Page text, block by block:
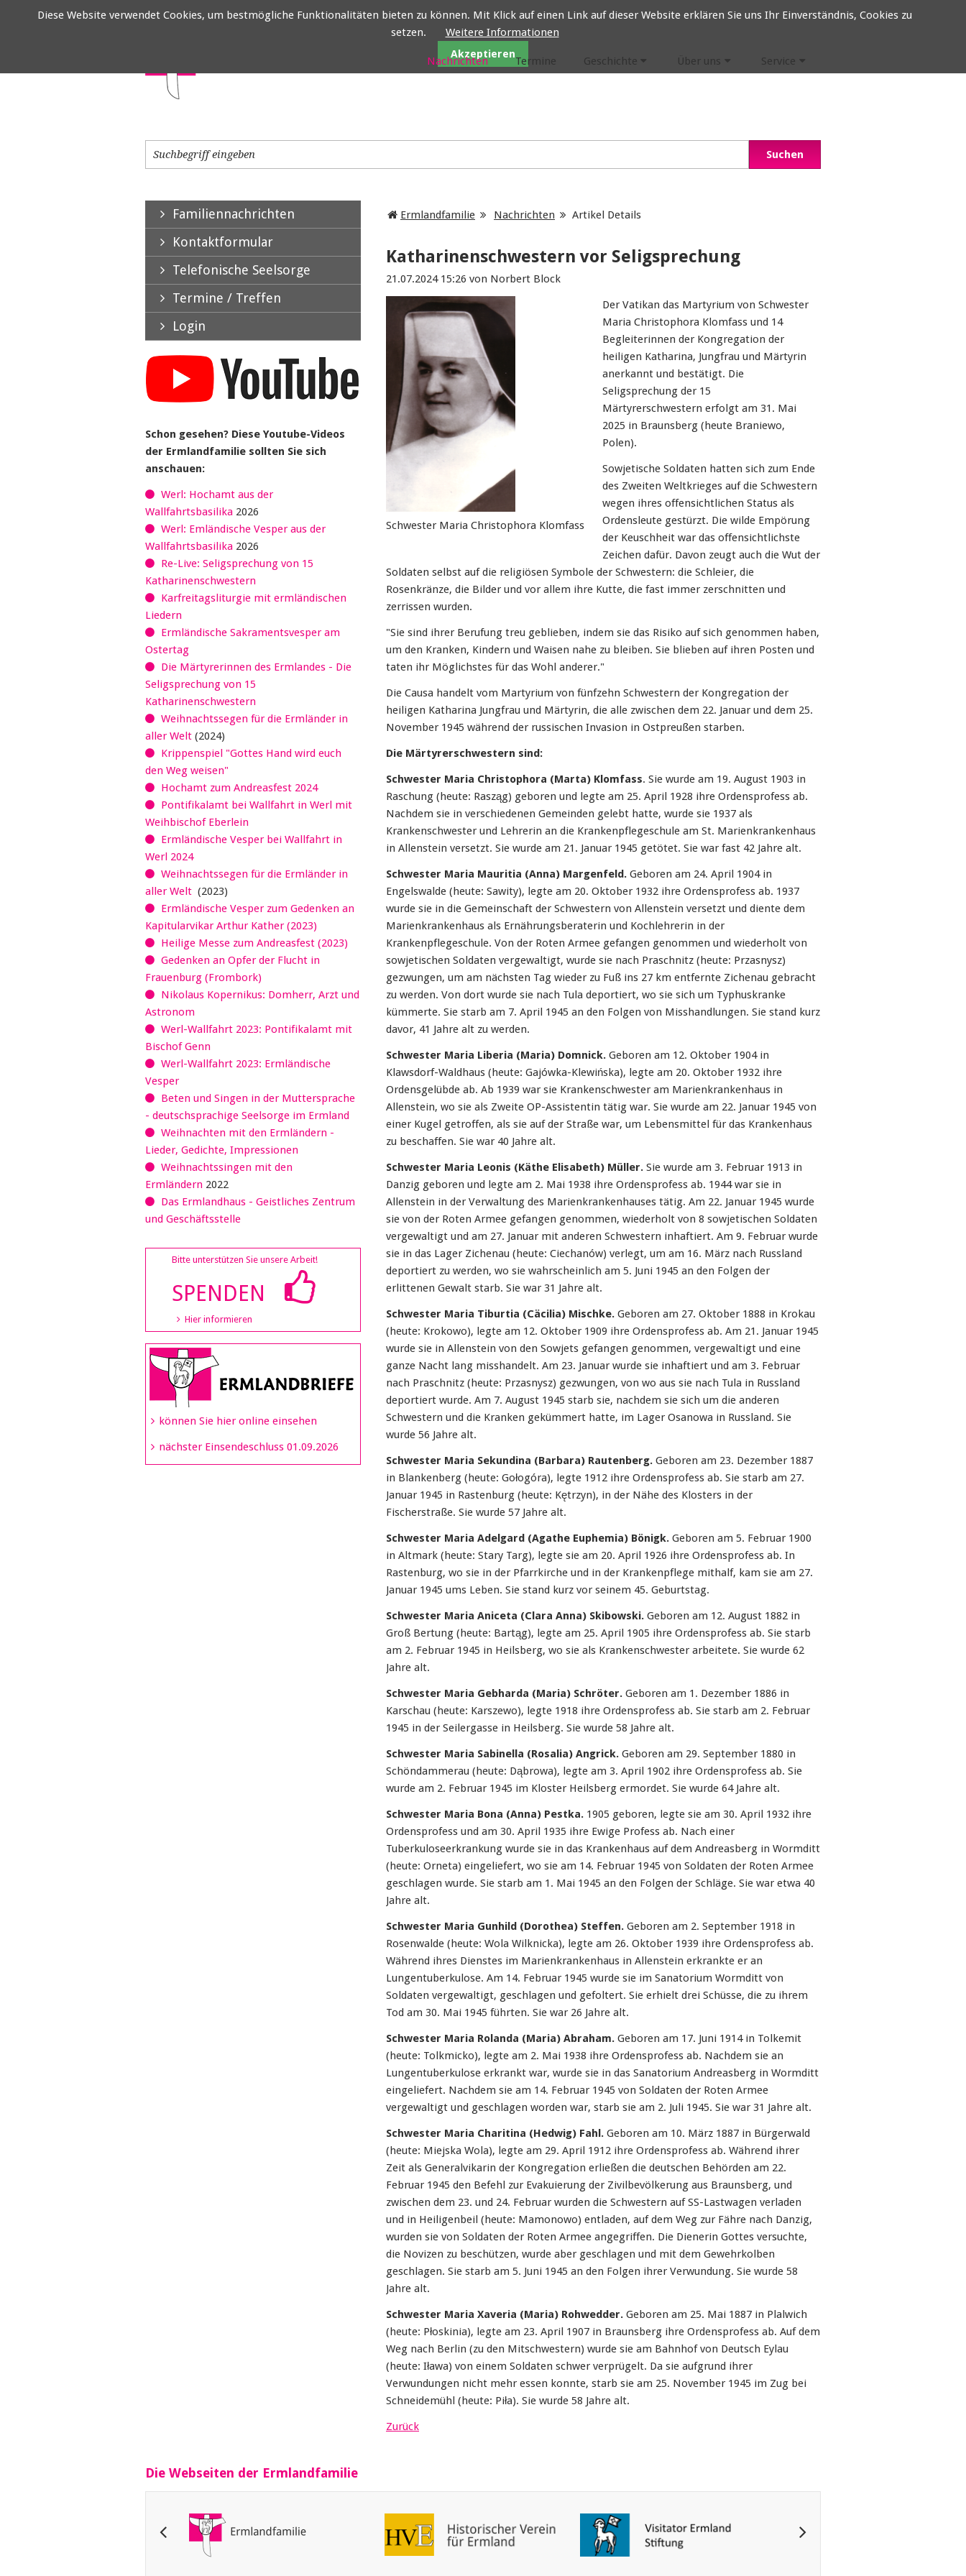
Nachrichten
Termine Geschichte Über uns Service
Ermlandfamilie Nachrichten Artikel Details
Katharinenschwestern vor Seligsprechung
21.07.2024 15:26 von Norbert Block
Schwester Maria Christophora Klomfass
Der Vatikan das Martyrium von Schwester
Maria Christophora Klomfass und 14
Begleiterinnen der Kongregation der
heiligen Katharina, Jungfrau und Märtyrin
anerkannt und bestätigt. Die
Seligsprechung der 15
Märtyrerschwestern erfolgt am 31. Mai
2025 in Braunsberg (heute Braniewo,
Polen).
Sowjetische Soldaten hatten sich zum Ende
des Zweiten Weltkrieges auf die Schwestern
wegen ihres offensichtlichen Status als
Ordensleute gestürzt. Die wilde Empörung
der Keuschheit war das offensichtlichste
Zeichen dafür. Davon zeugt auch die Wut der
Soldaten selbst auf die religiösen Symbole der Schwestern: die Schleier, die
Rosenkränze, die Bilder und vor allem ihre Kutte, die fast immer zerschnitten und
zerrissen wurden.
"Sie sind ihrer Berufung treu geblieben, indem sie das Risiko auf sich genommen haben,
um den Kranken, Kindern und Waisen nahe zu bleiben. Sie blieben auf ihren Posten und
taten ihr Möglichstes für das Wohl anderer."
Die Causa handelt vom Martyrium von fünfzehn Schwestern der Kongregation der
heiligen Katharina Jungfrau und Märtyrin, die alle zwischen dem 22. Januar und dem 25.
November 1945 während der russischen Invasion in Ostpreußen starben.
Die Märtyrerschwestern sind:
Schwester Maria Christophora (Marta) Klomfass. Sie wurde am 19. August 1903 in
Raschung (heute: Rasząg) geboren und legte am 25. April 1928 ihre Ordensprofess ab.
Nachdem sie in verschiedenen Gemeinden gelebt hatte, wurde sie 1937 als
Krankenschwester und Lehrerin an die Krankenpflegeschule am St. Marienkrankenhaus
in Allenstein versetzt. Sie wurde am 21. Januar 1945 getötet. Sie war fast 42 Jahre alt.
Schwester Maria Mauritia (Anna) Margenfeld. Geboren am 24. April 1904 in
Engelswalde (heute: Sawity), legte am 20. Oktober 1932 ihre Ordensprofess ab. 1937
wurde sie in die Gemeinschaft der Schwestern von Allenstein versetzt und diente dem
Marienkrankenhaus als Ernährungsberaterin und Kochlehrerin in der
Krankenpflegeschule. Von der Roten Armee gefangen genommen und wiederholt von
sowjetischen Soldaten vergewaltigt, wurde sie nach Praschnitz (heute: Przasnysz)
gezwungen, um am nächsten Tag wieder zu Fuß ins 27 km entfernte Zichenau gebracht
zu werden. Von dort wurde sie nach Tula deportiert, wo sie sich um Typhuskranke
kümmerte. Sie starb am 7. April 1945 an den Folgen von Misshandlungen. Sie stand kurz
davor, 41 Jahre alt zu werden.
Schwester Maria Liberia (Maria) Domnick. Geboren am 12. Oktober 1904 in
Klawsdorf-Waldhaus (heute: Gajówka-Klewińska), legte am 20. Oktober 1932 ihre
Ordensgelübde ab. Ab 1939 war sie Krankenschwester am Marienkrankenhaus in
Allenstein, wo sie als Zweite OP-Assistentin tätig war. Sie wurde am 22. Januar 1945 von
einer Kugel getroffen, als sie auf der Straße war, um Lebensmittel für das Krankenhaus
zu beschaffen. Sie war 40 Jahre alt.
Schwester Maria Leonis (Käthe Elisabeth) Müller. Sie wurde am 3. Februar 1913 in
Danzig geboren und legte am 2. Mai 1938 ihre Ordensprofess ab. 1944 war sie in
Allenstein in der Verwaltung des Marienkrankenhauses tätig. Am 22. Januar 1945 wurde
sie von der Roten Armee gefangen genommen, wiederholt von 8 sowjetischen Soldaten
vergewaltigt und am 27. Januar mit anderen Schwestern inhaftiert. Am 9. Februar wurde
sie in das Lager Zichenau (heute: Ciechanów) verlegt, um am 16. März nach Russland
deportiert zu werden, wo sie wahrscheinlich am 5. Juni 1945 an den Folgen der
erlittenen Gewalt starb. Sie war 31 Jahre alt.
Schwester Maria Tiburtia (Cäcilia) Mischke. Geboren am 27. Oktober 1888 in Krokau
(heute: Krokowo), legte am 12. Oktober 1909 ihre Ordensprofess ab. Am 21. Januar 1945
wurde sie in Allenstein von den Sowjets gefangen genommen, vergewaltigt und eine
ganze Nacht lang misshandelt. Am 23. Januar wurde sie inhaftiert und am 3. Februar
nach Praschnitz (heute: Przasnysz) gezwungen, von wo aus sie nach Tula in Russland
deportiert wurde. Am 7. August 1945 starb sie, nachdem sie sich um die anderen
Schwestern und die Kranken gekümmert hatte, im Lager Osanowa in Russland. Sie
wurde 56 Jahre alt.
Schwester Maria Sekundina (Barbara) Rautenberg. Geboren am 23. Dezember 1887
in Blankenberg (heute: Gołogóra), legte 1912 ihre Ordensprofess ab. Sie starb am 27.
Januar 1945 in Rastenburg (heute: Kętrzyn), in der Nähe des Klosters in der
Fischerstraße. Sie wurde 57 Jahre alt.
Schwester Maria Adelgard (Agathe Euphemia) Bönigk. Geboren am 5. Februar 1900
in Altmark (heute: Stary Targ), legte sie am 20. April 1926 ihre Ordensprofess ab. In
Rastenburg, wo sie in der Pfarrkirche und in der Krankenpflege mithalf, kam sie am 27.
Januar 1945 ums Leben. Sie stand kurz vor seinem 45. Geburtstag.
Schwester Maria Aniceta (Clara Anna) Skibowski. Geboren am 12. August 1882 in
Groß Bertung (heute: Bartąg), legte am 25. April 1905 ihre Ordensprofess ab. Sie starb
am 2. Februar 1945 in Heilsberg, wo sie als Krankenschwester arbeitete. Sie wurde 62
Jahre alt.
Schwester Maria Gebharda (Maria) Schröter. Geboren am 1. Dezember 1886 in
Karschau (heute: Karszewo), legte 1918 ihre Ordensprofess ab. Sie starb am 2. Februar
1945 in der Seilergasse in Heilsberg. Sie wurde 58 Jahre alt.
Schwester Maria Sabinella (Rosalia) Angrick. Geboren am 29. September 1880 in
Schöndammerau (heute: Dąbrowa), legte am 3. April 1902 ihre Ordensprofess ab. Sie
wurde am 2. Februar 1945 im Kloster Heilsberg ermordet. Sie wurde 64 Jahre alt.
Schwester Maria Bona (Anna) Pestka. 1905 geboren, legte sie am 30. April 1932 ihre
Ordensprofess und am 30. April 1935 ihre Ewige Profess ab. Nach einer
Tuberkuloseerkrankung wurde sie in das Krankenhaus auf dem Andreasberg in Wormditt
(heute: Orneta) eingeliefert, wo sie am 14. Februar 1945 von Soldaten der Roten Armee
geschlagen wurde. Sie starb am 1. Mai 1945 an den Folgen der Schläge. Sie war etwa 40
Jahre alt.
Schwester Maria Gunhild (Dorothea) Steffen. Geboren am 2. September 1918 in
Rosenwalde (heute: Wola Wilknicka), legte am 26. Oktober 1939 ihre Ordensprofess ab.
Während ihres Dienstes im Marienkrankenhaus in Allenstein erkrankte er an
Lungentuberkulose. Am 14. Februar 1945 wurde sie im Sanatorium Wormditt von
Soldaten vergewaltigt, geschlagen und gefoltert. Sie erhielt drei Schüsse, die zu ihrem
Tod am 30. Mai 1945 führten. Sie war 26 Jahre alt.
Schwester Maria Rolanda (Maria) Abraham. Geboren am 17. Juni 1914 in Tolkemit
(heute: Tolkmicko), legte am 2. Mai 1938 ihre Ordensprofess ab. Nachdem sie an
Lungentuberkulose erkrankt war, wurde sie in das Sanatorium Andreasberg in Wormditt
eingeliefert. Nachdem sie am 14. Februar 1945 von Soldaten der Roten Armee
vergewaltigt und geschlagen worden war, starb sie am 2. Juli 1945. Sie war 31 Jahre alt.
Schwester Maria Charitina (Hedwig) Fahl. Geboren am 10. März 1887 in Bürgerwald
(heute: Miejska Wola), legte am 29. April 1912 ihre Ordensprofess ab. Während ihrer
Zeit als Generalvikarin der Kongregation erließen die deutschen Behörden am 22.
Februar 1945 den Befehl zur Evakuierung der Zivilbevölkerung aus Braunsberg, und
zwischen dem 23. und 24. Februar wurden die Schwestern auf SS-Lastwagen verladen
und in Heiligenbeil (heute: Mamonowo) entladen, auf dem Weg zur Fähre nach Danzig,
wurden sie von Soldaten der Roten Armee angegriffen. Die Dienerin Gottes versuchte,
die Novizen zu beschützen, wurde aber geschlagen und mit dem Gewehrkolben
geschlagen. Sie starb am 5. Juni 1945 an den Folgen ihrer Verwundung. Sie wurde 58
Jahre alt.
Schwester Maria Xaveria (Maria) Rohwedder. Geboren am 25. Mai 1887 in Plalwich
(heute: Płoskinia), legte am 23. April 1907 in Braunsberg ihre Ordensprofess ab. Auf dem
Weg nach Berlin (zu den Mitschwestern) wurde sie am Bahnhof von Deutsch Eylau
(heute: Iława) von einem Soldaten schwer verprügelt. Da sie aufgrund ihrer
Verwundungen nicht mehr essen konnte, starb sie am 25. November 1945 im Zug bei
Schneidemühl (heute: Piła). Sie wurde 58 Jahre alt.
Zurück
Familiennachrichten
Kontaktformular
Telefonische Seelsorge
Termine / Treffen
Login
Schon gesehen? Diese Youtube-Videos
der Ermlandfamilie sollten Sie sich
anschauen:
Werl: Hochamt aus der
Wallfahrtsbasilika 2026
Werl: Emländische Vesper aus der
Wallfahrtsbasilika 2026
Re-Live: Seligsprechung von 15
Katharinenschwestern
Karfreitagsliturgie mit ermländischen
Liedern
Ermländische Sakramentsvesper am
Ostertag
Die Märtyrerinnen des Ermlandes - Die
Seligsprechung von 15
Katharinenschwestern
Weihnachtssegen für die Ermländer in
aller Welt (2024)
Krippenspiel "Gottes Hand wird euch
den Weg weisen"
Hochamt zum Andreasfest 2024
Pontifikalamt bei Wallfahrt in Werl mit
Weihbischof Eberlein
Ermländische Vesper bei Wallfahrt in
Werl 2024
Weihnachtssegen für die Ermländer in
aller Welt (2023)
Ermländische Vesper zum Gedenken an
Kapitularvikar Arthur Kather (2023)
Heilige Messe zum Andreasfest (2023)
Gedenken an Opfer der Flucht in
Frauenburg (Frombork)
Nikolaus Kopernikus: Domherr, Arzt und
Astronom
Werl-Wallfahrt 2023: Pontifikalamt mit
Bischof Genn
Werl-Wallfahrt 2023: Ermländische
Vesper
Beten und Singen in der Muttersprache
- deutschsprachige Seelsorge im Ermland
Weihnachten mit den Ermländern -
Lieder, Gedichte, Impressionen
Weihnachtssingen mit den
Ermländern 2022
Das Ermlandhaus - Geistliches Zentrum
und Geschäftsstelle
Bitte unterstützen Sie unsere Arbeit!
SPENDEN
Hier informieren
können Sie hier online einsehen
nächster Einsendeschluss 01.09.2026
Die Webseiten der Ermlandfamilie
Diese Website verwendet Cookies, um bestmögliche Funktionalitäten bieten zu können. Mit Klick auf einen Link auf dieser Website erklären Sie uns Ihr Einverständnis, Cookies zu
setzen.
Weitere Informationen
Akzeptieren